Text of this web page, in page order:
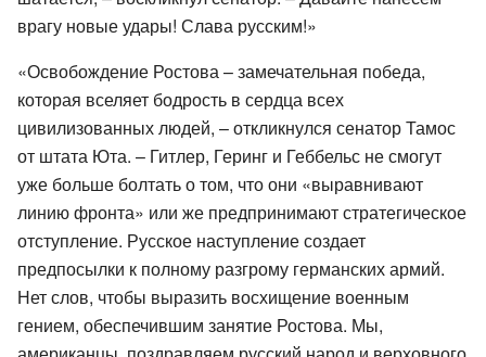
врагу новые удары! Слава русским!»
«Освобождение Ростова – замечательная победа,
которая вселяет бодрость в сердца всех
цивилизованных людей, – откликнулся сенатор Тамос
от штата Юта. – Гитлер, Геринг и Геббельс не смогут
уже больше болтать о том, что они «выравнивают
линию фронта» или же предпринимают стратегическое
отступление. Русское наступление создает
предпосылки к полному разгрому германских армий.
Нет слов, чтобы выразить восхищение военным
гением, обеспечившим занятие Ростова. Мы,